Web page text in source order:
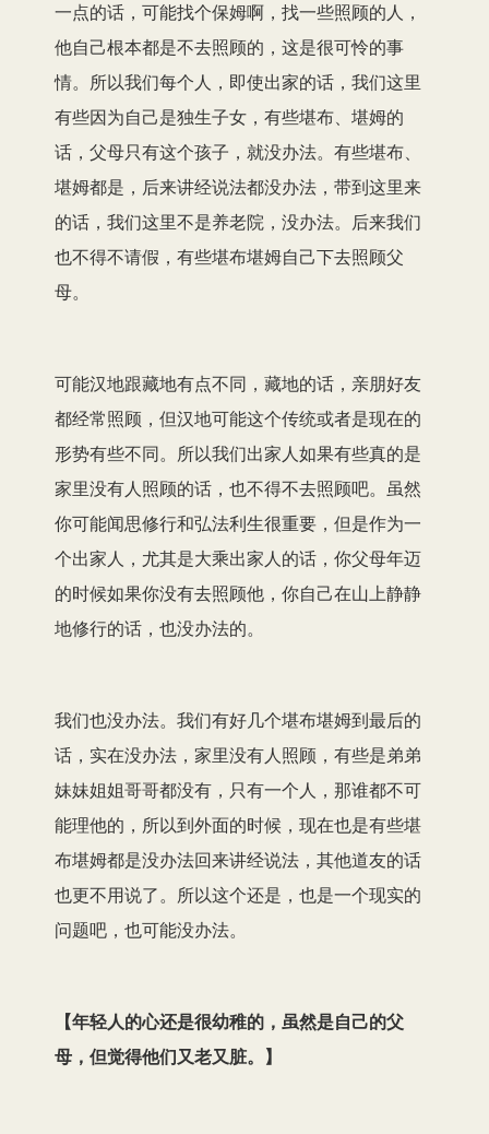
一点的话，可能找个保姆啊，找一些照顾的人，
他自己根本都是不去照顾的，这是很可怜的事
情。所以我们每个人，即使出家的话，我们这里
有些因为自己是独生子女，有些堪布、堪姆的
话，父母只有这个孩子，就没办法。有些堪布、
堪姆都是，后来讲经说法都没办法，带到这里来
的话，我们这里不是养老院，没办法。后来我们
也不得不请假，有些堪布堪姆自己下去照顾父
母。
可能汉地跟藏地有点不同，藏地的话，亲朋好友
都经常照顾，但汉地可能这个传统或者是现在的
形势有些不同。所以我们出家人如果有些真的是
家里没有人照顾的话，也不得不去照顾吧。虽然
你可能闻思修行和弘法利生很重要，但是作为一
个出家人，尤其是大乘出家人的话，你父母年迈
的时候如果你没有去照顾他，你自己在山上静静
地修行的话，也没办法的。
我们也没办法。我们有好几个堪布堪姆到最后的
话，实在没办法，家里没有人照顾，有些是弟弟
妹妹姐姐哥哥都没有，只有一个人，那谁都不可
能理他的，所以到外面的时候，现在也是有些堪
布堪姆都是没办法回来讲经说法，其他道友的话
也更不用说了。所以这个还是，也是一个现实的
问题吧，也可能没办法。
【年轻人的心还是很幼稚的，虽然是自己的父
母，但觉得他们又老又脏。 】